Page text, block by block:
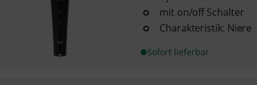
mit on/off Schalter
Charakteristik: Niere
Sofort lieferbar